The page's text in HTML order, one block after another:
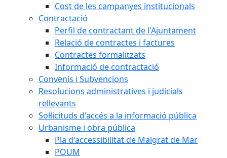
Cost de les campanyes institucionals
Contractació
Perfil de contractant de l'Ajuntament
Relació de contractes i factures
Contractes formalitzats
Informació de contractació
Convenis i Subvencions
Resolucions administratives i judicials
rellevants
Sol·licituds d'accés a la informació pública
Urbanisme i obra pública
Pla d'accessibilitat de Malgrat de Mar
POUM